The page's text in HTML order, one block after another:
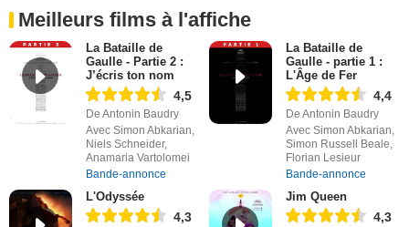
Meilleurs films à l'affiche
La Bataille de
Gaulle - Partie 2 :
J’écris ton nom
4,5
De Antonin Baudry
Avec Simon Abkarian,
Niels Schneider,
Anamaria Vartolomei
Bande-annonce
La Bataille de
Gaulle - partie 1 :
L'Âge de Fer
4,4
De Antonin Baudry
Avec Simon Abkarian,
Simon Russell Beale,
Florian Lesieur
Bande-annonce
L'Odyssée
4,3
Jim Queen
4,3